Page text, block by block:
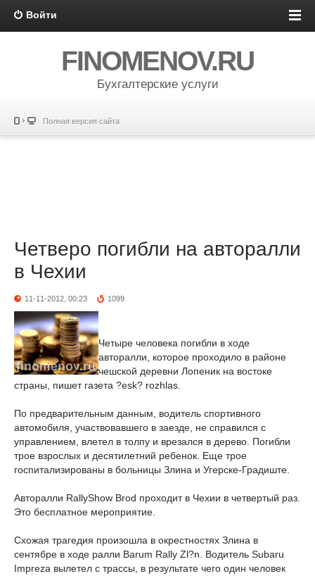
Войти
FINOMENOV.RU
Бухгалтерские услуги
Полная версия сайта
Четверо погибли на авторалли
в Чехии
11-11-2012, 00:23 1099
Четыре человека погибли в ходе
авторалли, которое проходило в районе
чешской деревни Лопеник на востоке
страны, пишет газета ?esk? rozhlas.
По предварительным данным, водитель спортивного
автомобиля, участвовавшего в заезде, не справился с
управлением, влетел в толпу и врезался в дерево. Погибли
трое взрослых и десятилетний ребенок. Еще трое
госпитализированы в больницы Злина и Угерске-Градиште.
Авторалли RallyShow Brod проходит в Чехии в четвертый раз.
Это бесплатное мероприятие.
Схожая трагедия произошла в окрестностях Злина в
сентябре в ходе ралли Barum Rally Zl?n. Водитель Subaru
Impreza вылетел с трассы, в результате чего один человек